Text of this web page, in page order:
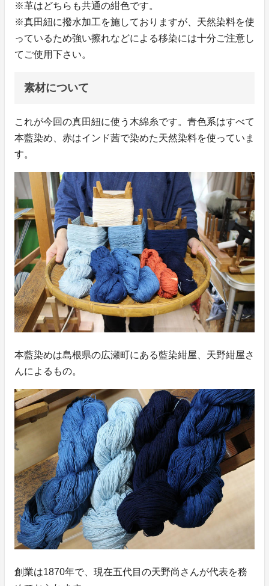
※革はどちらも共通の紺色です。
※真田紐に撥水加工を施しておりますが、天然染料を使
っているため強い擦れなどによる移染には十分ご注意し
てご使用下さい。
素材について
これが今回の真田紐に使う木綿糸です。青色系はすべて
本藍染め、赤はインド茜で染めた天然染料を使っていま
す。
本藍染めは島根県の広瀬町にある藍染紺屋、天野紺屋さ
んによるもの。
創業は1870年で、現在五代目の天野尚さんが代表を務